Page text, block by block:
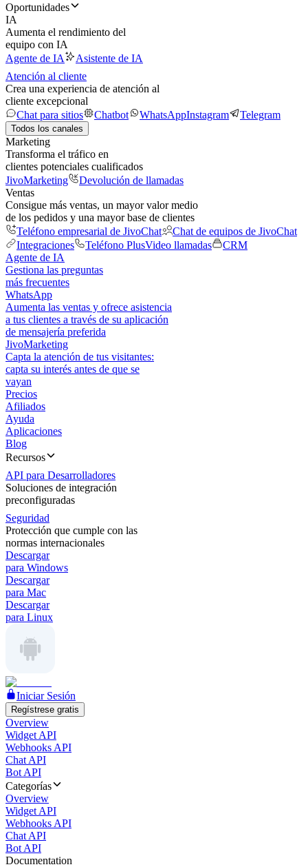
Oportunidades
IA
Aumenta el rendimiento del
equipo con IA
Agente de IA
Asistente de IA
Atención al cliente
Crea una experiencia de atención al
cliente excepcional
Chat para sitios
Chatbot WhatsAppInstagram Telegram
Todos los canales
Marketing
Transforma el tráfico en
clientes potenciales cualificados
JivoMarketing
Devolución de llamadas
Ventas
Consigue más ventas, un mayor valor medio
de los pedidos y una mayor base de clientes
Teléfono empresarial de JivoChat
Chat de equipos de JivoChat
Integraciones
Teléfono PlusVideo llamadas
CRM
Agente de IA
Gestiona las preguntas
más frecuentes
WhatsApp
Aumenta las ventas y ofrece asistencia
a tus clientes a través de su aplicación
de mensajería preferida
JivoMarketing
Capta la atención de tus visitantes:
capta su interés antes de que se
vayan
Precios
Afiliados
Ayuda
Aplicaciones
Blog
Recursos
API para Desarrolladores
Soluciones de integración
preconfiguradas
Seguridad
Protección que cumple con las
normas internacionales
Descargar
para Windows
Descargar
para Mac
Descargar
para Linux
Iniciar Sesión
Regístrese gratis
Overview
Widget API
Webhooks API
Chat API
Bot API
Categorías
Overview
Widget API
Webhooks API
Chat API
Bot API
Documentation